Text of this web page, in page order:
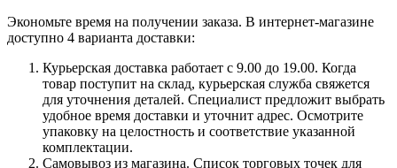
Экономьте время на получении заказа. В интернет-магазине
доступно 4 варианта доставки:
Курьерская доставка работает с 9.00 до 19.00. Когда
товар поступит на склад, курьерская служба свяжется
для уточнения деталей. Специалист предложит выбрать
удобное время доставки и уточнит адрес. Осмотрите
упаковку на целостность и соответствие указанной
комплектации.
Самовывоз из магазина. Список торговых точек для